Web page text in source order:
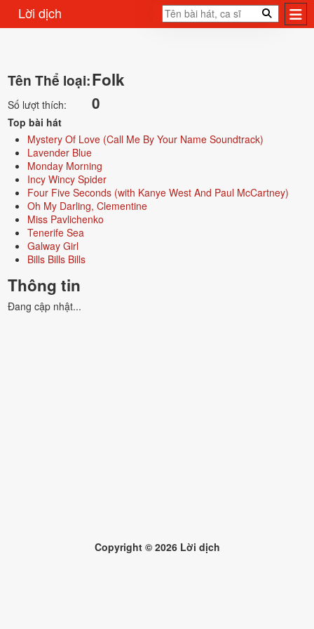
Lời dịch
Tên Thể loại:Folk
Số lượt thích: 0
Top bài hát
Mystery Of Love (Call Me By Your Name Soundtrack)
Lavender Blue
Monday Morning
Incy Wincy Spider
Four Five Seconds (with Kanye West And Paul McCartney)
Oh My Darling, Clementine
Miss Pavlichenko
Tenerife Sea
Galway Girl
Bills Bills Bills
Thông tin
Đang cập nhật...
Copyright © 2026Lời dịch